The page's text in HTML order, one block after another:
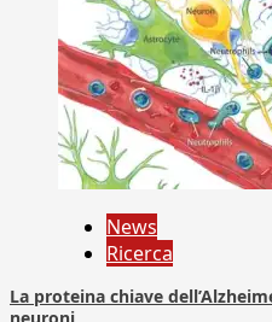
News
Ricerca
La proteina chiave